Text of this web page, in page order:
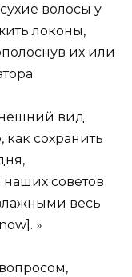
волосы у
локоны,
их или
вид
сохранить
советов
весь
»